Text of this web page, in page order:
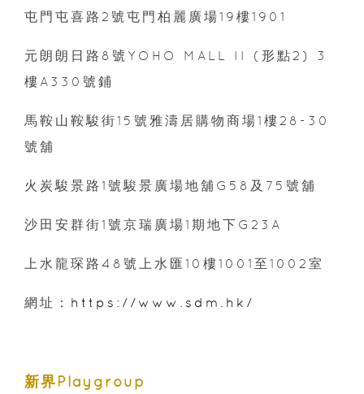
屯門屯喜路2號屯門柏麗廣場19樓1901
元朗朗日路8號YOHO MALL II (形點2) 3
樓A330號鋪
馬鞍山鞍駿街15號雅濤居購物商場1樓28-30
號舖
火炭駿景路1號駿景廣場地舖G58及75號舖
沙田安群街1號京瑞廣場1期地下G23A
上水龍琛路48號上水匯10樓1001至1002室
網址： https://www.sdm.hk/
新界Playgroup